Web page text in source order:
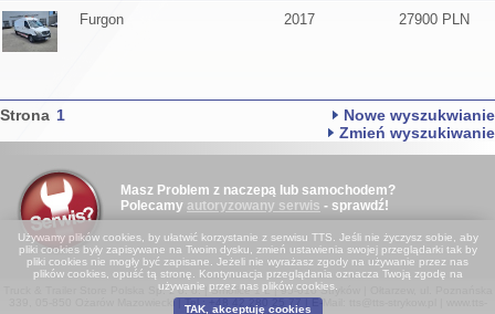
Furgon 2017 27900 PLN
Strona 1
Nowe wyszukwianie
Zmień wyszukiwanie
Masz Problem z naczepą lub samochodem?
Polecamy autoryzowany serwis - sprawdź!
Truck & Trailer Store Polska Sp. z o. o. | Smolice 1 L | 95-010 Stryków | Ołtarzew, ul. Poznańska
339, 05-850 Ożarów Mazowiecki | Tel.: +48 42 280 25 77 | E-Mail:
Używamy plików cookies, by ułatwić korzystanie z serwisu TTS. Jeśli nie życzysz sobie, aby
pliki cookies były zapisywane na Twoim dysku, zmień ustawienia swojej przeglądarki tak by
pliki cookies nie mogły być zapisane. Jeżeli nie wyrażasz zgody na używanie przez nas
plików cookies, opuść tą stronę. Kontynuacja przeglądania oznacza Twoją zgodę na
używanie przez nas plików cookies.
TAK, akceptuję cookies